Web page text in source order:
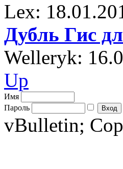
Lex:
Дубль Гис
Welleryk:
Up
Имя
Пароль
vBulletin;